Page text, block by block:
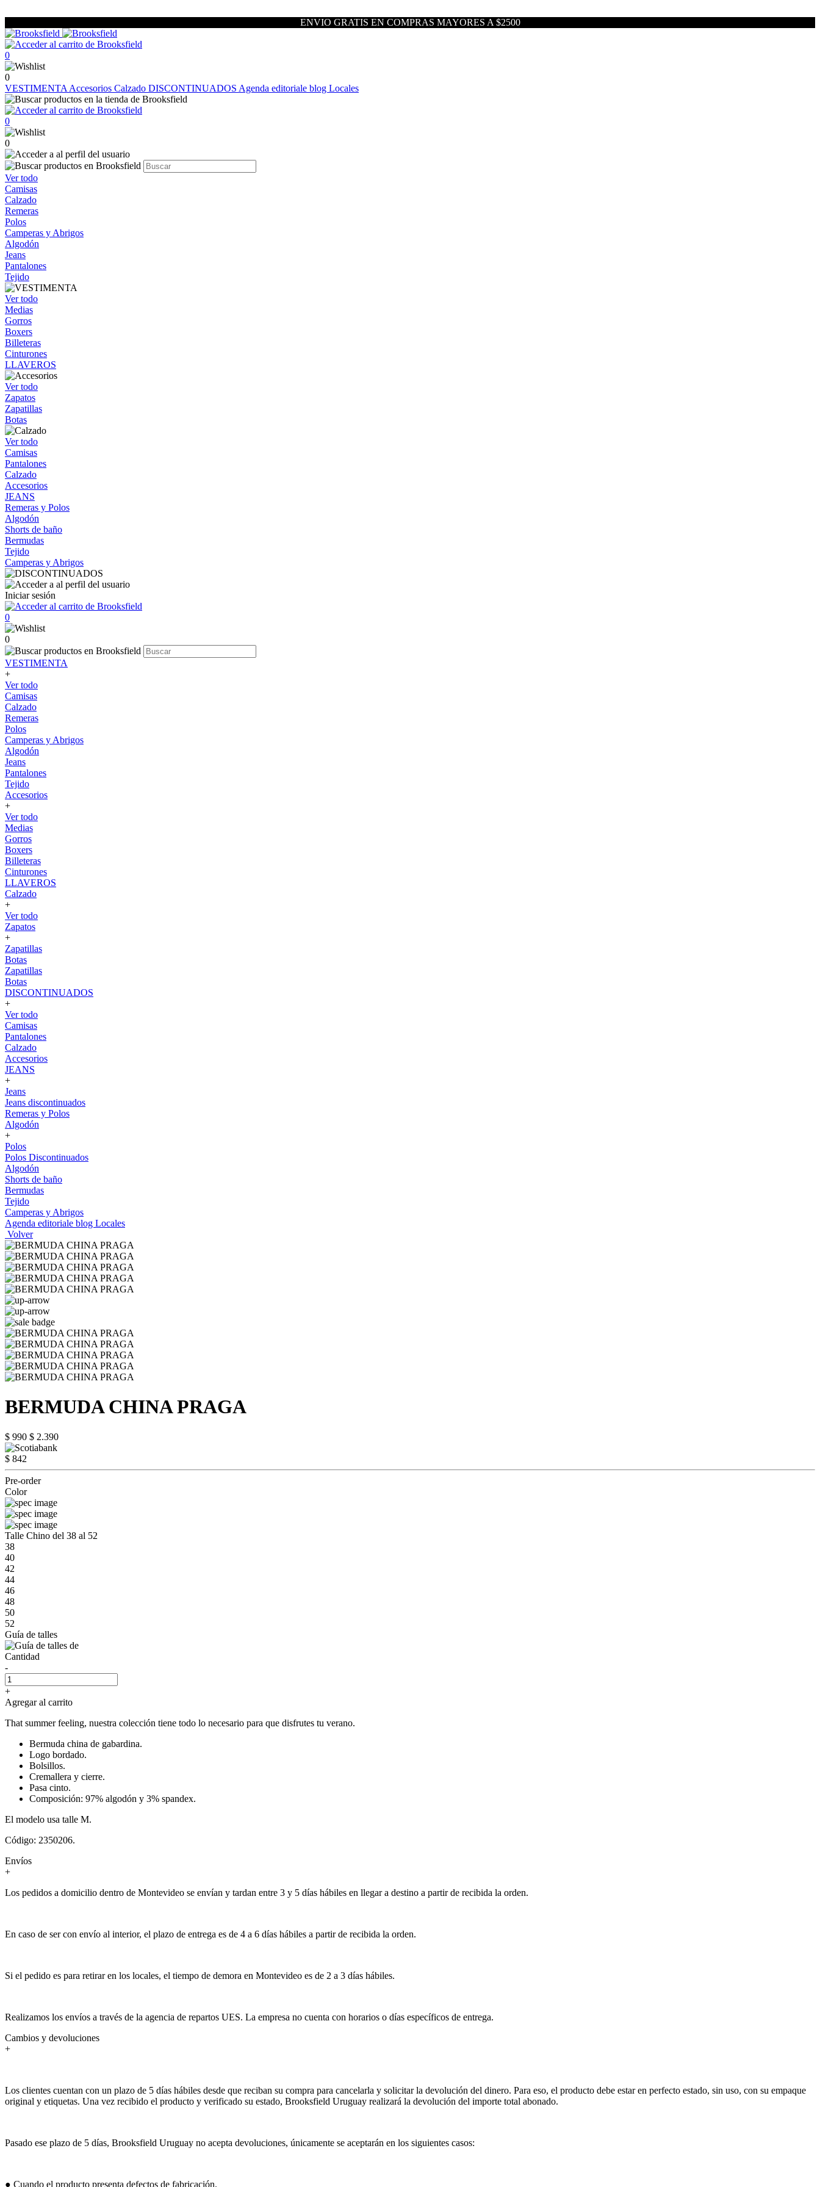
ENVIO GRATIS EN COMPRAS MAYORES A $2500
0
0
VESTIMENTA Accesorios Calzado DISCONTINUADOS Agenda editoriale blog Locales
0
0
Ver todo
Camisas
Calzado
Remeras
Polos
Camperas y Abrigos
Algodón
Jeans
Pantalones
Tejido
Ver todo
Medias
Gorros
Boxers
Billeteras
Cinturones
LLAVEROS
Ver todo
Zapatos
Zapatillas
Botas
Ver todo
Camisas
Pantalones
Calzado
Accesorios
JEANS
Remeras y Polos
Algodón
Shorts de baño
Bermudas
Tejido
Camperas y Abrigos
Iniciar sesión
0
0
VESTIMENTA
+
Ver todo
Camisas
Calzado
Remeras
Polos
Camperas y Abrigos
Algodón
Jeans
Pantalones
Tejido
Accesorios
+
Ver todo
Medias
Gorros
Boxers
Billeteras
Cinturones
LLAVEROS
Calzado
+
Ver todo
Zapatos
+
Zapatillas
Botas
Zapatillas
Botas
DISCONTINUADOS
+
Ver todo
Camisas
Pantalones
Calzado
Accesorios
JEANS
+
Jeans
Jeans discontinuados
Remeras y Polos
Algodón
+
Polos
Polos Discontinuados
Algodón
Shorts de baño
Bermudas
Tejido
Camperas y Abrigos
Agenda editoriale blog Locales
Volver
BERMUDA CHINA PRAGA
$ 990 $ 2.390
$ 842
Pre-order
Color
Talle Chino del 38 al 52
38
40
42
44
46
48
50
52
Guía de talles
Cantidad
-
+
Agregar al carrito
That summer feeling, nuestra colección tiene todo lo necesario para que disfrutes tu verano.
Bermuda china de gabardina.
Logo bordado.
Bolsillos.
Cremallera y cierre.
Pasa cinto.
Composición: 97% algodón y 3% spandex.
El modelo usa talle M.
Código: 2350206.
Envíos
+
Los pedidos a domicilio dentro de Montevideo se envían y tardan entre 3 y 5 días hábiles en llegar a destino a partir de recibida la orden.
En caso de ser con envío al interior, el plazo de entrega es de 4 a 6 días hábiles a partir de recibida la orden.
Si el pedido es para retirar en los locales, el tiempo de demora en Montevideo es de 2 a 3 días hábiles.
Realizamos los envíos a través de la agencia de repartos UES. La empresa no cuenta con horarios o días específicos de entrega.
Cambios y devoluciones
+
Los clientes cuentan con un plazo de 5 días hábiles desde que reciban su compra para cancelarla y solicitar la devolución del dinero. Para eso, el producto debe estar en perfecto estado, sin uso, con su empaque
original y etiquetas. Una vez recibido el producto y verificado su estado, Brooksfield Uruguay realizará la devolución del importe total abonado.
Pasado ese plazo de 5 días, Brooksfield Uruguay no acepta devoluciones, únicamente se aceptarán en los siguientes casos:
● Cuando el producto presenta defectos de fabricación.